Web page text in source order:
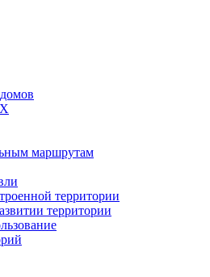
маршрутам
территории
территории